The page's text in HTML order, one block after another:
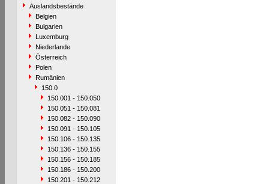
Auslandsbestände
Belgien
Bulgarien
Luxemburg
Niederlande
Österreich
Polen
Rumänien
150.0
150.001 - 150.050
150.051 - 150.081
150.082 - 150.090
150.091 - 150.105
150.106 - 150.135
150.136 - 150.155
150.156 - 150.185
150.186 - 150.200
150.201 - 150.212